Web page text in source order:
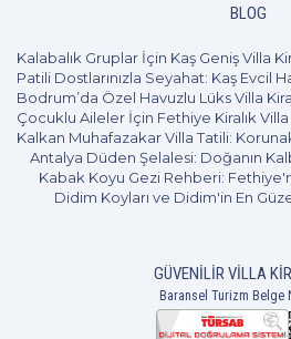
2+1 4
BLOG
Kalabalık Gruplar İçin Kaş Geniş Villa
Patili Dostlarınızla Seyahat: Kaş Evcil
Bodrum’da Özel Havuzlu Lüks Villa
Çocuklu Aileler İçin Fethiye Kiralık
Kalkan Muhafazakar Villa Tatili:
Antalya Düden Şelalesi: Doğanın
Kabak Koyu Gezi Rehberi:
Didim Koyları ve Didim'in En
GÜVENILIR VILLA
Baransel Turizm Belge